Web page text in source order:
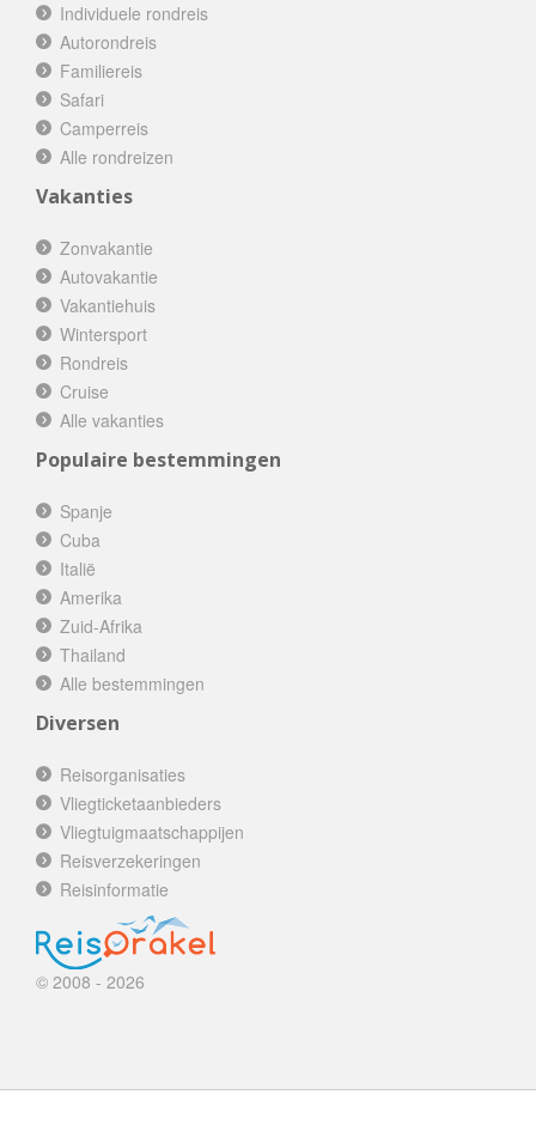
Individuele rondreis
Autorondreis
Familiereis
Safari
Camperreis
Alle rondreizen
Vakanties
Zonvakantie
Autovakantie
Vakantiehuis
Wintersport
Rondreis
Cruise
Alle vakanties
Populaire bestemmingen
Spanje
Cuba
Italië
Amerika
Zuid-Afrika
Thailand
Alle bestemmingen
Diversen
Reisorganisaties
Vliegticketaanbieders
Vliegtuigmaatschappijen
Reisverzekeringen
Reisinformatie
© 2008 - 2026